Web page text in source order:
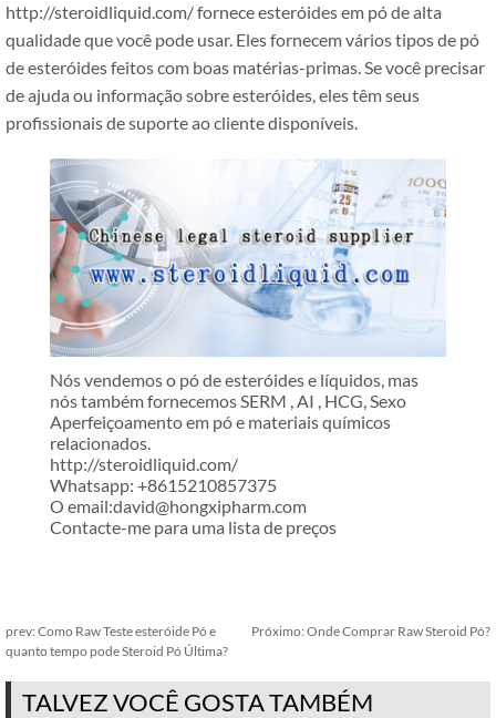
http://steroidliquid.com/ fornece esteróides em pó de alta
qualidade que você pode usar. Eles fornecem vários tipos de pó
de esteróides feitos com boas matérias-primas. Se você precisar
de ajuda ou informação sobre esteróides, eles têm seus
profissionais de suporte ao cliente disponíveis.
Nós vendemos o pó de esteróides e líquidos, mas
nós também fornecemos SERM , AI , HCG, Sexo
Aperfeiçoamento em pó e materiais químicos
relacionados.
http://steroidliquid.com/
Whatsapp: +8615210857375
O email:david@hongxipharm.com
Contacte-me para uma lista de preços
prev: Como Raw Teste esteróide Pó e
quanto tempo pode Steroid Pó Última?
Próximo: Onde Comprar Raw Steroid Pó?
TALVEZ VOCÊ GOSTA TAMBÉM